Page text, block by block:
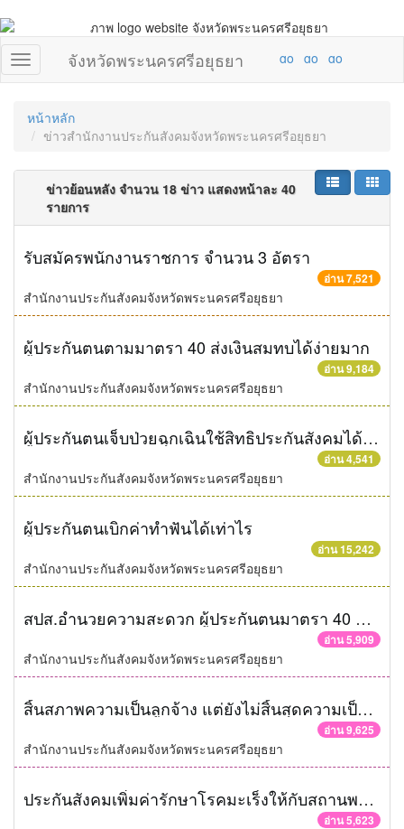
จังหวัดพระนครศรีอยุธยา
หน้าหลัก
ข่าวสำนักงานประกันสังคมจังหวัดพระนครศรีอยุธยา
ข่าวย้อนหลัง จำนวน 18 ข่าว แสดงหน้าละ 40
รายการ
รับสมัครพนักงานราชการ จำนวน 3 อัตรา
อ่าน 7,521
สำนักงานประกันสังคมจังหวัดพระนครศรีอยุธยา
ผู้ประกันตนตามมาตรา 40 ส่งเงินสมทบได้ง่ายมาก
อ่าน 9,184
สำนักงานประกันสังคมจังหวัดพระนครศรีอยุธยา
ผู้ประกันตนเจ็บป่วยฉุกเฉินใช้สิทธิประกันสังคมได้ทุกที่ทุกเวลา
อ่าน 4,541
สำนักงานประกันสังคมจังหวัดพระนครศรีอยุธยา
ผู้ประกันตนเบิกค่าทำฟันได้เท่าไร
อ่าน 15,242
สำนักงานประกันสังคมจังหวัดพระนครศรีอยุธยา
สปส.อำนวยความสะดวก ผู้ประกันตนมาตรา 40 ชำระเงินสมทบผ่านเคาเตอร์เซอร์วิส
อ่าน 5,909
สำนักงานประกันสังคมจังหวัดพระนครศรีอยุธยา
สิ้นสภาพความเป็นลูกจ้าง แต่ยังไม่สิ้นสุดความเป็นผู้ประกันตน
อ่าน 9,625
สำนักงานประกันสังคมจังหวัดพระนครศรีอยุธยา
ประกันสังคมเพิ่มค่ารักษาโรคมะเร็งให้กับสถานพยาบาล
อ่าน 5,623